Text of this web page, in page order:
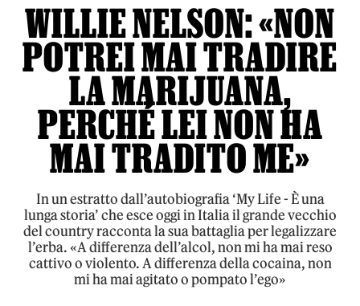
WILLIE NELSON: «NON
POTREI MAI TRADIRE
LA MARIJUANA,
PERCHÉ LEI NON HA
MAI TRADITO ME»
In un estratto dall’autobiografia ‘My Life - È una
lunga storia’ che esce oggi in Italia il grande vecchio
del country racconta la sua battaglia per legalizzare
l’erba. «A differenza dell’alcol, non mi ha mai reso
cattivo o violento. A differenza della cocaina, non
mi ha mai agitato o pompato l’ego»